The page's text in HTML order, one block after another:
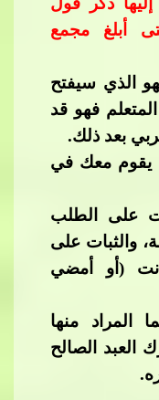
أبلغ مجمع
الذي سيفتح
فهو قد
بعد ذلك.
يقوم معك في
على الطلب
والثبات على
(أو أمضي
المراد منها
العبد الصالح